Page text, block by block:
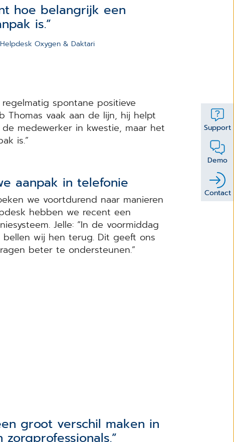
Support
Demo
Contact
hoe belangrijk een
is.
Oxygen & Daktari
spontane positieve
Thomas vaak aan de lijn, hij helpt
medewerker in kwestie, maar het
is.”
aanpak in telefonie
we voortdurend naar manieren
hebben we recent een
Jelle: “In de voormiddag
wij hen terug. Dit geeft ons
beter te ondersteunen.”
groot verschil maken in